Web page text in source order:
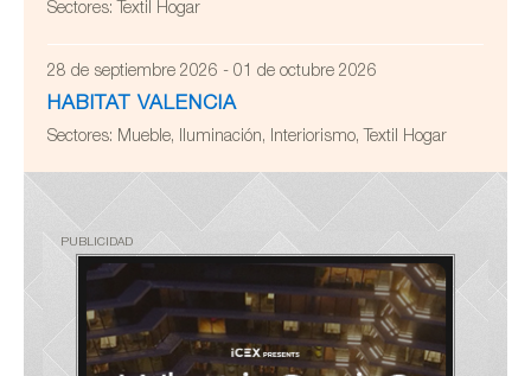
Sectores: Textil Hogar
28 de septiembre 2026 - 01 de octubre 2026
HABITAT VALENCIA
Sectores: Mueble, Iluminación, Interiorismo, Textil Hogar
PUBLICIDAD